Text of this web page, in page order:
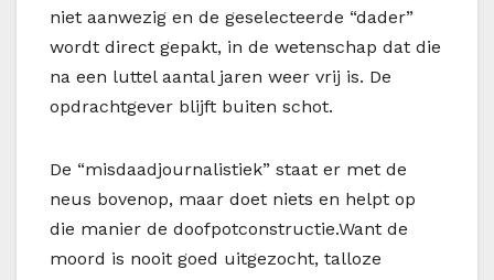
niet aanwezig en de geselecteerde “dader”
wordt direct gepakt, in de wetenschap dat die
na een luttel aantal jaren weer vrij is. De
opdrachtgever blijft buiten schot.
De “misdaadjournalistiek” staat er met de
neus bovenop, maar doet niets en helpt op
die manier de doofpotconstructie.Want de
moord is nooit goed uitgezocht, talloze